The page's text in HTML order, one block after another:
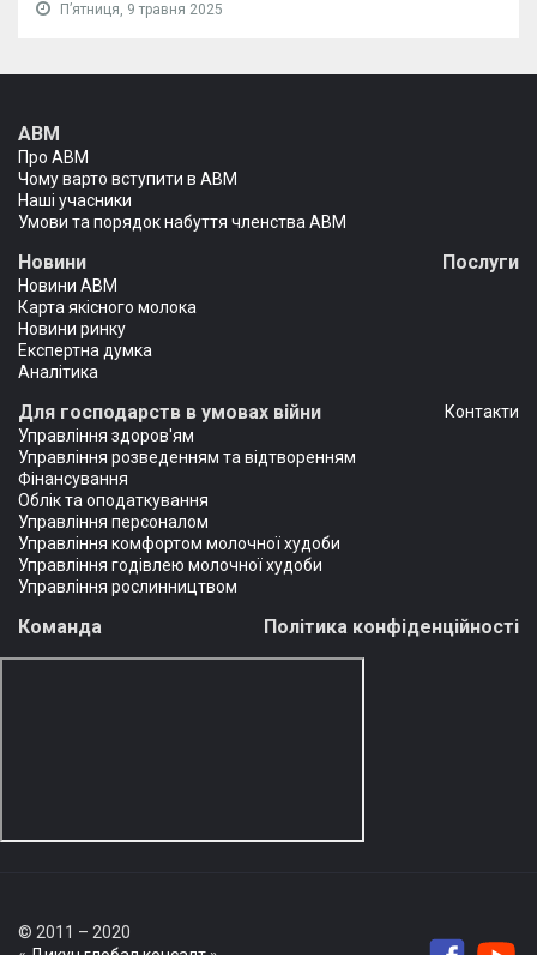
Пʼятниця, 9 травня 2025
АВМ
Про АВМ
Чому варто вступити в АВМ
Наші учасники
Умови та порядок набуття членства АВМ
Новини
Новини АВМ
Карта якісного молока
Новини ринку
Експертна думка
Аналітика
Послуги
Для господарств в умовах війни
Управління здоров'ям
Управління розведенням та відтворенням
Фінансування
Облік та оподаткування
Управління персоналом
Управління комфортом молочної худоби
Управління годівлею молочної худоби
Управління рослинництвом
Контакти
Команда Політика конфіденційності
© 2011 – 2020